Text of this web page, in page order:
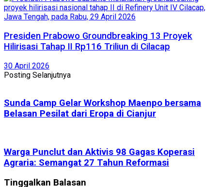
Presiden Prabowo Groundbreaking 13 Proyek
Hilirisasi Tahap II Rp116 Triliun di Cilacap
30 April 2026
Posting Selanjutnya
Sunda Camp Gelar Workshop Maenpo bersama
Belasan Pesilat dari Eropa di Cianjur
Warga Punclut dan Aktivis 98 Gagas Koperasi
Agraria: Semangat 27 Tahun Reformasi
Tinggalkan Balasan